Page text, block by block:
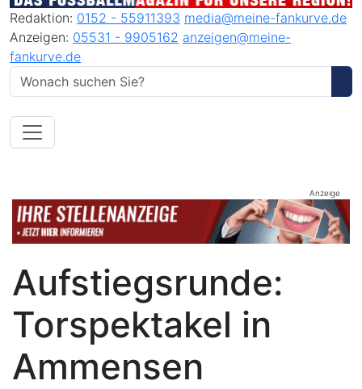
Redaktion: 0152 - 55911393 media@meine-fankurve.de
Anzeigen: 05531 - 9905162 anzeigen@meine-
fankurve.de
Anzeige
Aufstiegsrunde:
Torspektakel in
Ammensen